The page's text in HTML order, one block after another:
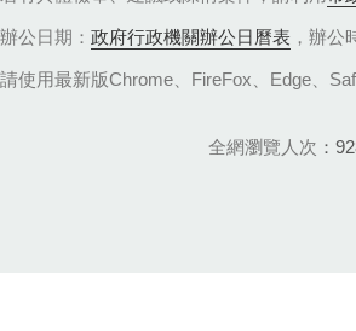
辦公日期： 政府行政機關辦公日曆表 ，辦公
請使用最新版Chrome、FireFox、Edge、
全網瀏覽人次